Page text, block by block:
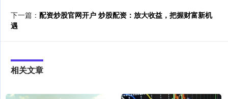
下一篇： 配资炒股官网开户 炒股配资：放大收益，把握财富新机
遇
相关文章